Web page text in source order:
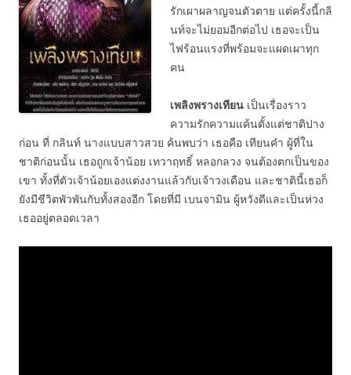
รักเผาผลาญจนตัวตาย แต่ครั้งนี้กลิ
นท์จะไม่ยอมอีกต่อไป เธอจะเป็น
ไฟร้อนแรงที่พร้อมจะแผดเผาทุก
คน
เพลิงพรางเทียน เป็นเรื่องราว
ความรักความแค้นตั้งแต่ชาติปาง
ก่อน ที่ กลินท์ นางแบบสาวสวย ค้นพบว่า เธอคือ เทียนคำ ผู้ที่ใน
ชาติก่อนนั้น เธอถูกเจ้าน้อย เทวาฤทธิ์ หลอกลวง จนต้องตกเป็นของ
เขา ทั้งที่ตัวเจ้าน้อยเองแต่งงานแล้วกับเจ้าวงเดือน และชาตินี้เธอก็
ยังมีชีวิตพัวพันกับทั้งสองอีก โดยที่มี เบนจามิน ผู้หวังดีและเป็นห่วง
เธออยู่ตลอดเวลา